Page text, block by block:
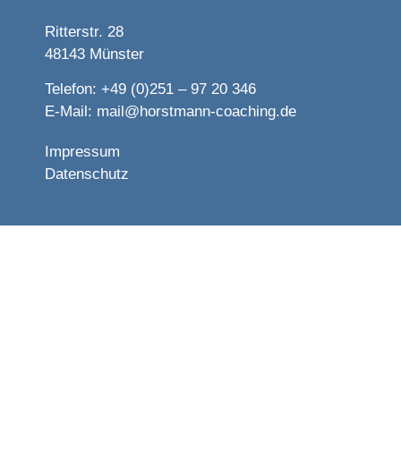
Ritterstr. 28
48143 Münster
Telefon: +49 (0)251 – 97 20 346
E-Mail: mail@horstmann-coaching.de
Impressum
Datenschutz